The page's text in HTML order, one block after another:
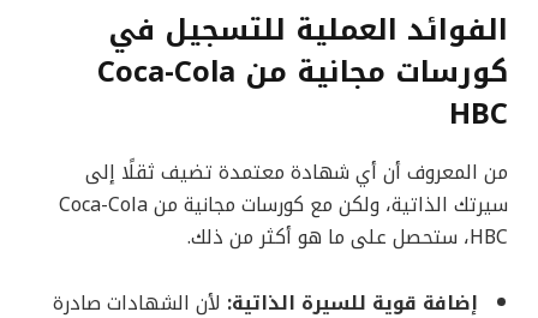
الفوائد العملية للتسجيل في
كورسات مجانية من Coca-Cola
HBC
من المعروف أن أي شهادة معتمدة تضيف ثقلًا إلى
سيرتك الذاتية، ولكن مع كورسات مجانية من Coca-Cola
HBC، ستحصل على ما هو أكثر من ذلك.
إضافة قوية للسيرة الذاتية: لأن الشهادات صادرة